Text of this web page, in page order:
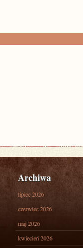
Archiwa
lipiec 2026
czerwiec 2026
maj 2026
kwiecień 2026